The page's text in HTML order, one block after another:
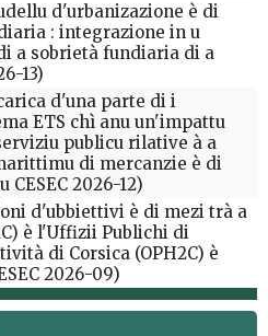
d'urbanizazione è di
: integrazione in u
a sobrietà fundiaria di a
13)
d'una parte di i
ETS chì anu un'impattu
publicu rilative à a
di mercanzie è di
2026-12)
d'ubbiettivi è di mezi trà a
è l'Uffizii Publichi di
di Corsica (OPH2C) è
2026-09)